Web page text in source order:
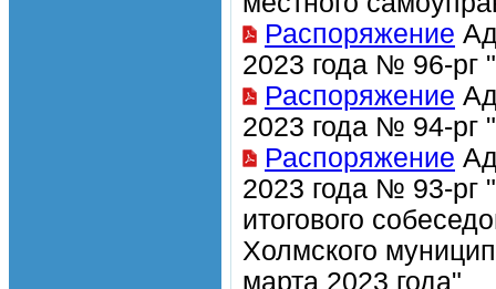
Распоряжение
2023 года № 96-рг
Распоряжение
2023 года № 94-рг
Распоряжение
2023 года № 93-рг
итогового
Холмского
марта 2023 года"